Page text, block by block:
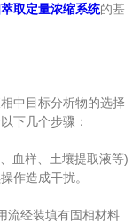
取定量浓缩系统的基
中目标分析物的选择
下几个步骤：
血样、土壤提取液等)
作造成干扰。
经装填有固相材料